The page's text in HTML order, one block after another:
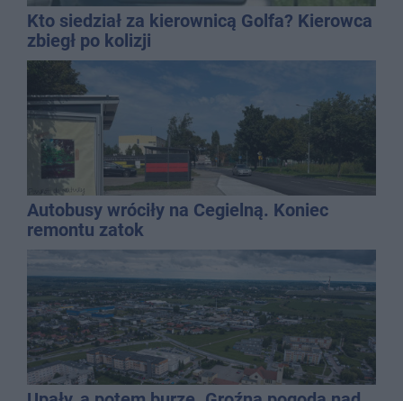
Kto siedział za kierownicą Golfa? Kierowca
zbiegł po kolizji
Autobusy wróciły na Cegielną. Koniec
remontu zatok